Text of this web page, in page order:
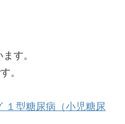
す。
。